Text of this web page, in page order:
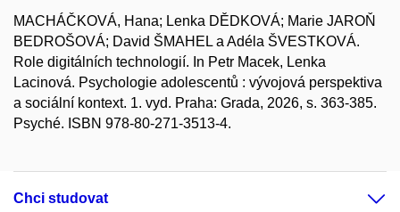
MACHÁČKOVÁ, Hana; Lenka DĚDKOVÁ; Marie JAROŇ
BEDROŠOVÁ; David ŠMAHEL a Adéla ŠVESTKOVÁ.
Role digitálních technologií. In Petr Macek, Lenka
Lacinová. Psychologie adolescentů : vývojová perspektiva
a sociální kontext. 1. vyd. Praha: Grada, 2026, s. 363-385.
Psyché. ISBN 978-80-271-3513-4.
Chci studovat